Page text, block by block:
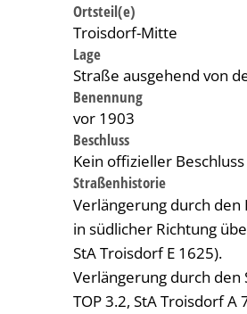
Ortsteil(e)
Troisdorf-Mitte
Lage
Straße ausgehend von
Benennung
vor 1903
Beschluss
Kein offizieller
Straßenhistorie
Verlängerung durch den
in südlicher Richtung
StA Troisdorf E 1625).
Verlängerung durch
TOP 3.2, StA Troisdorf